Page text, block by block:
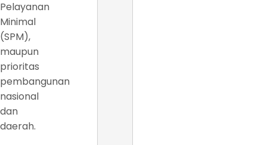
Pelayanan
Minimal
(SPM),
maupun
prioritas
pembangunan
nasional
dan
daerah.